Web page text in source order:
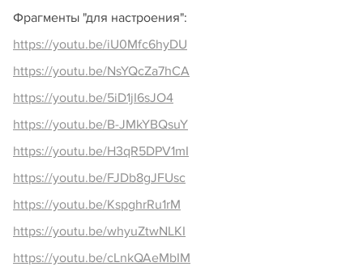
Фрагменты "для настроения":
https://youtu.be/iU0Mfc6hyDU
https://youtu.be/NsYQcZa7hCA
https://youtu.be/5iD1jI6sJO4
https://youtu.be/B-JMkYBQsuY
https://youtu.be/H3qR5DPV1mI
https://youtu.be/FJDb8gJFUsc
https://youtu.be/KspghrRu1rM
https://youtu.be/whyuZtwNLKI
https://youtu.be/cLnkQAeMbIM